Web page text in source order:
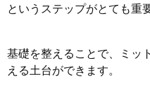
というステップがとても重
基礎を整えることで、ミッ
える土台ができます。